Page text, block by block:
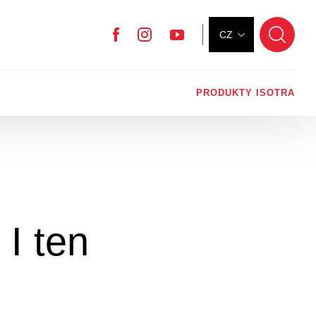
CZ
YouTube
Instagram
Facebook
PRODUKTY ISOTRA
I ten